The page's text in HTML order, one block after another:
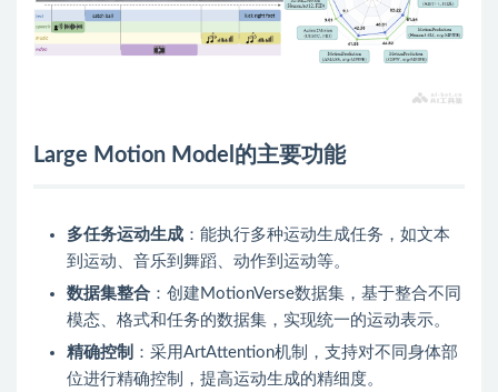
Large Motion Model的主要功能
多任务运动生成 ：能执行多种运动生成任务，如文本
到运动、音乐到舞蹈、动作到运动等。
数据集整合 ：创建MotionVerse数据集，基于整合不同
模态、格式和任务的数据集，实现统一的运动表示。
精确控制 ：采用ArtAttention机制，支持对不同身体部
位进行精确控制，提高运动生成的精细度。